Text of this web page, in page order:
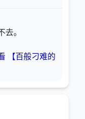
去。
【百般刁难的